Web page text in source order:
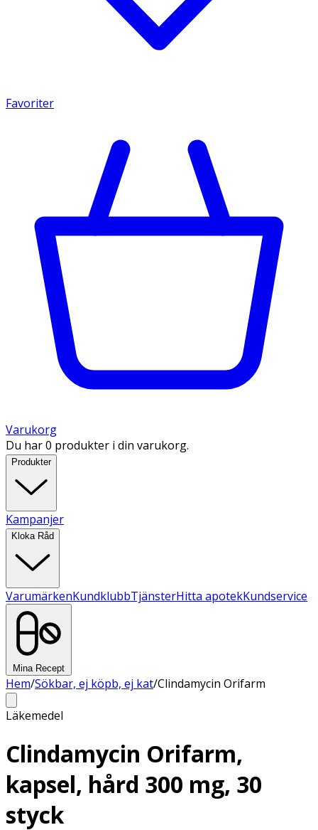
Favoriter
Varukorg
Du har 0 produkter i din varukorg.
Produkter
Kampanjer
Kloka Råd
VarumärkenKundklubbTjänsterHitta apotekKundservice
Mina Recept
Hem/Sökbar, ej köpb, ej kat/Clindamycin Orifarm
Läkemedel
Clindamycin Orifarm,
kapsel, hård 300 mg, 30
styck